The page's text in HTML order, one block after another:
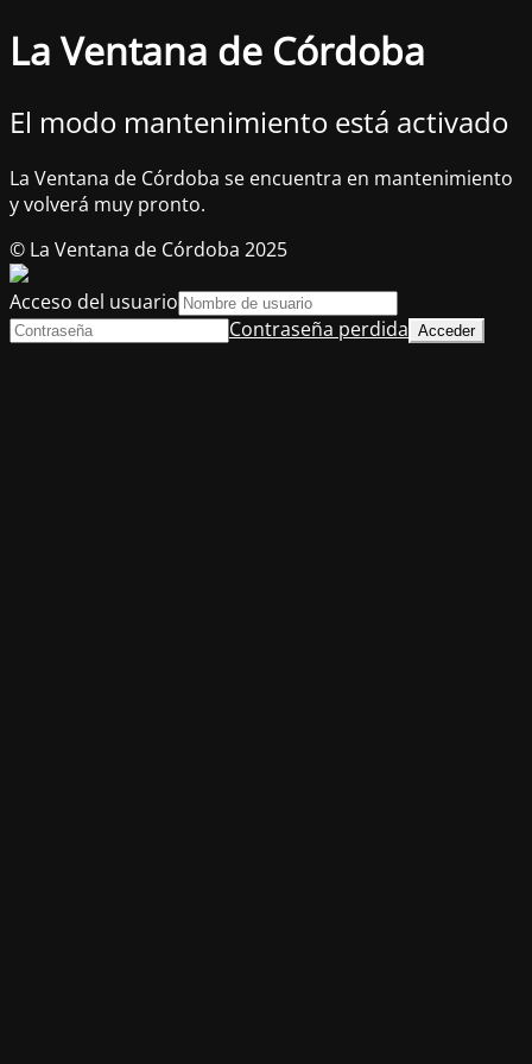
La Ventana de Córdoba
El modo mantenimiento está activado
La Ventana de Córdoba se encuentra en mantenimiento
y volverá muy pronto.
© La Ventana de Córdoba 2025
Acceso del usuario
Contraseña perdida